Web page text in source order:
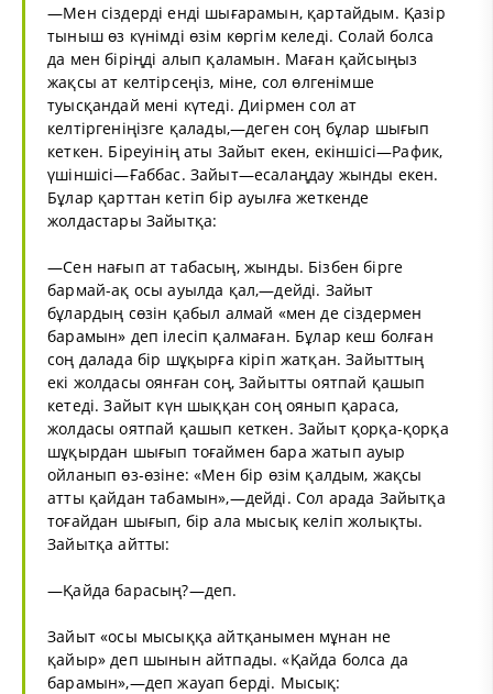
—Мен сіздерді енді шығарамын, қартайдым. Қазір
тыныш өз күнімді өзім көргім келеді. Солай болса
да мен біріңді алып қаламын. Маған қайсыңыз
жақсы ат келтірсеңіз, міне, сол өлгенімше
туысқандай мені күтеді. Диірмен сол ат
келтіргеніңізге қалады,—деген соң бұлар шығып
кеткен. Біреуінің аты Зайыт екен, екіншісі—Рафик,
үшіншісі—Ғаббас. Зайыт—есалаңдау жынды екен.
Бұлар қарттан кетіп бір ауылға жеткенде
жолдастары Зайытқа:
—Сен нағып ат табасың, жынды. Бізбен бірге
бармай-ақ осы ауылда қал,—дейді. Зайыт
бұлардың сөзін қабыл алмай «мен де сіздермен
барамын» деп ілесіп қалмаған. Бұлар кеш болған
соң далада бір шұқырға кіріп жатқан. Зайыттың
екі жолдасы оянған соң, Зайытты оятпай қашып
кетеді. Зайыт күн шыққан соң оянып қараса,
жолдасы оятпай қашып кеткен. Зайыт қорқа-қорқа
шұқырдан шығып тоғаймен бара жатып ауыр
ойланып өз-өзіне: «Мен бір өзім қалдым, жақсы
атты қайдан табамын»,—дейді. Сол арада Зайытқа
тоғайдан шығып, бір ала мысық келіп жолықты.
Зайытқа айтты:
—Қайда барасың?—деп.
Зайыт «осы мысыққа айтқанымен мұнан не
қайыр» деп шынын айтпады. «Қайда болса да
барамын»,—деп жауап берді. Мысық: